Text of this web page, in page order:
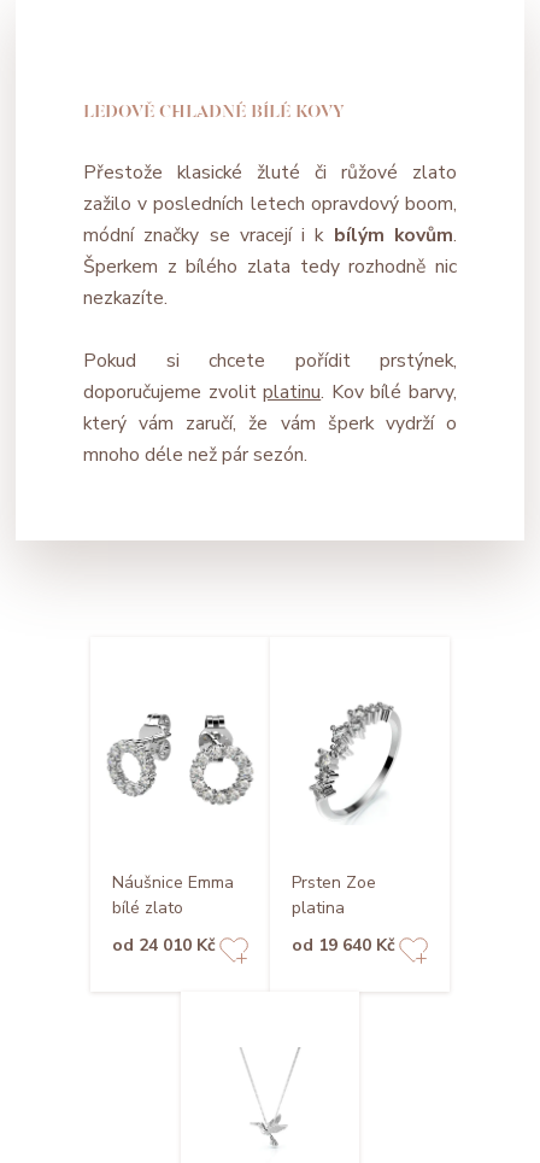
LEDOVĚ CHLADNÉ BÍLÉ KOVY
Přestože klasické žluté či růžové zlato
zažilo v posledních letech opravdový boom,
módní značky se vracejí i k bílým kovům.
Šperkem z bílého zlata tedy rozhodně nic
nezkazíte.
Pokud si chcete pořídit prstýnek,
doporučujeme zvolitplatinu. Kov bílé barvy,
který vám zaručí, že vám šperk vydrží o
mnoho déle než pár sezón.
Náušnice Emma
bílé zlato
od 24 010 Kč
Prsten Zoe
platina
od 19 640 Kč